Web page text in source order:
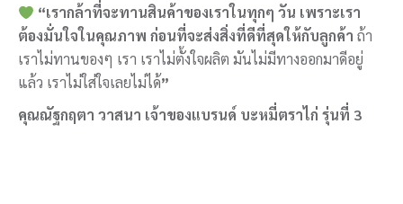
“เรากล้าที่จะทานสินค้าของเราในทุกๆ วัน เพราะเรา
ต้องมั่นใจในคุณภาพ ก่อนที่จะส่งสิ่งที่ดีที่สุดให้กับลูกค้า ถ้า
เราไม่ทานของๆ เรา เราไม่ตั้งใจผลิต มันไม่มีทางออกมาดีอยู่
แล้ว เราไม่ใส่ใจเลยไม่ได้”
คุณณัฐกฤตา วาสนา เจ้าของแบรนด์ บะหมี่ตราไก่ รุ่นที่ 3